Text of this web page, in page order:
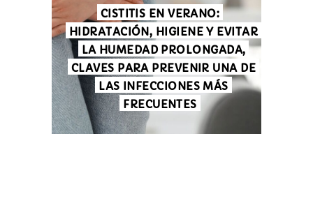
CISTITIS EN VERANO:
HIDRATACIÓN, HIGIENE Y EVITAR
LA HUMEDAD PROLONGADA,
CLAVES PARA PREVENIR UNA DE
LAS INFECCIONES MÁS
FRECUENTES